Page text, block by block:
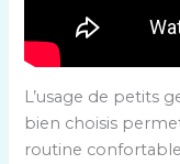
L’usage de petits
bien choisis
routine